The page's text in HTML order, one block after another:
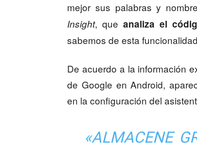
mejor sus palabras y
Insight, que analiza el
sabemos de esta
De acuerdo a la información
de Google en Android,
en la configuración del
«ALMACENE